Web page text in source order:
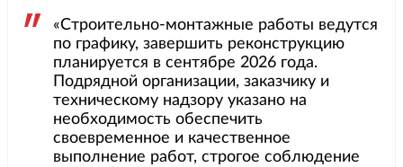
«Строительно-монтажные работы ведутся
по графику, завершить реконструкцию
планируется в сентябре 2026 года.
Подрядной организации, заказчику и
техническому надзору указано на
необходимость обеспечить
своевременное и качественное
выполнение работ, строгое соблюдение